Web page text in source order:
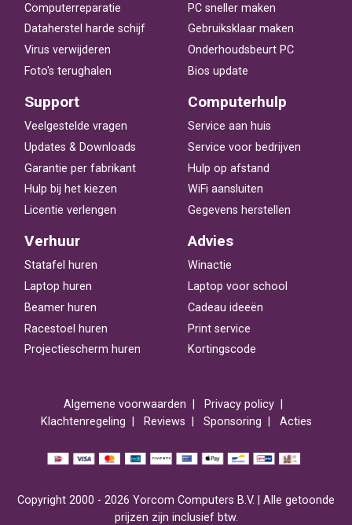
Computerreparatie
Dataherstel harde schijf
Virus verwijderen
Foto's terughalen
PC sneller maken
Gebruiksklaar maken
Onderhoudsbeurt PC
Bios update
Support
Veelgestelde vragen
Updates & Downloads
Garantie per fabrikant
Hulp bij het kiezen
Licentie verlengen
Computerhulp
Service aan huis
Service voor bedrijven
Hulp op afstand
WiFi aansluiten
Gegevens herstellen
Verhuur
Statafel huren
Laptop huren
Beamer huren
Racestoel huren
Projectiescherm huren
Advies
Winactie
Laptop voor school
Cadeau ideeën
Print service
Kortingscode
Algemene voorwaarden
Privacy policy
Klachtenregeling
Reviews Sponsoring Acties
Copyright 2000 - 2026 Yorcom Computers B.V. | Alle getoonde
prijzen zijn inclusief btw.